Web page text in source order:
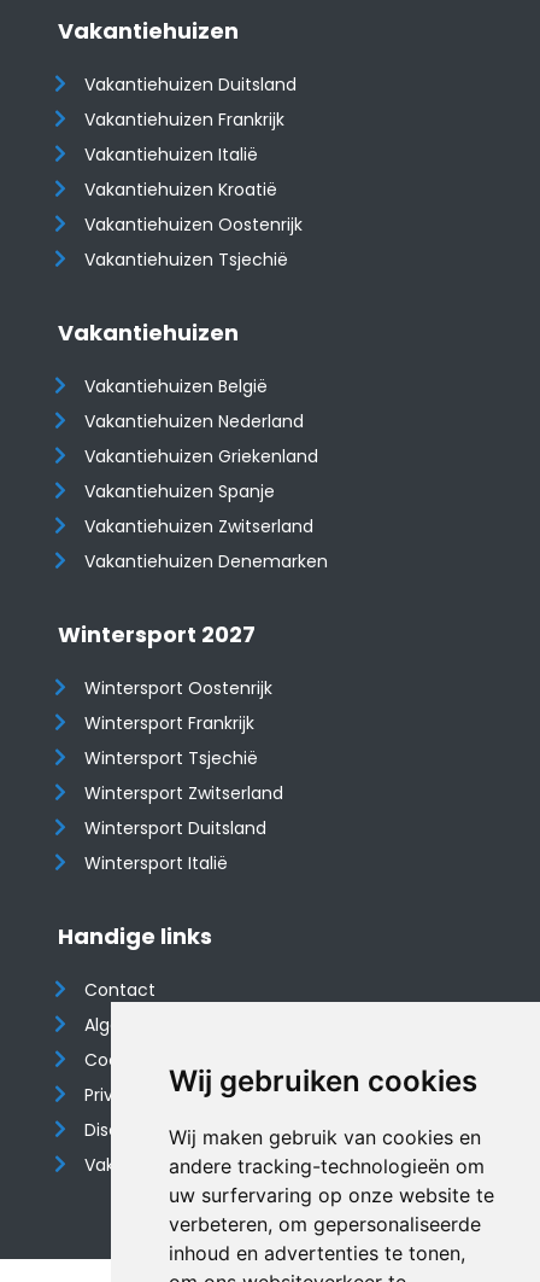
Wij gebruiken cookies
Wij maken gebruik van cookies en
andere tracking-technologieën om
uw surfervaring op onze website te
verbeteren, om gepersonaliseerde
inhoud en advertenties te tonen,
Vakantiehuizen
Vakantiehuizen Duitsland
Vakantiehuizen Frankrijk
Vakantiehuizen Italië
Vakantiehuizen Kroatië
​​​​​​​Vakantiehuizen Oostenrijk
Vakantiehuizen Tsjechië
Vakantiehuizen
Vakantiehuizen België
Vakantiehuizen Nederland
Vakantiehuizen Griekenland
Vakantiehuizen Spanje
​​​​​​​Vakantiehuizen Zwitserland
Vakantiehuizen Denemarken
Wintersport 2027
Wintersport Oostenrijk
Wintersport Frankrijk
Wintersport Tsjechië
Wintersport Zwitserland
Wintersport Duitsland
Wintersport Italië
Handige links
Contact
Algemene voorwaarden
Cookieverklaring
Privacyverklaring
Disclaimer
Vakantiehuis website